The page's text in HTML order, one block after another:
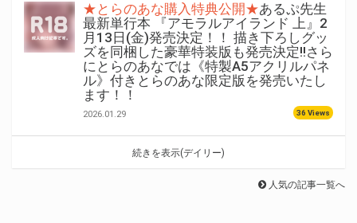
★とらのあな購入特典公開★あるぷ先生
最新単行本 『アモラルアイランド 上』2
月13日(金)発売決定！！ 描き下ろしグッ
ズを同梱した豪華特装版も発売決定!!さら
にとらのあなでは《特製A5アクリルパネ
ル》付きとらのあな限定版を発売いたし
ます！！
2026.01.29 36 Views
続きを表示(デイリー)
人気の記事一覧へ